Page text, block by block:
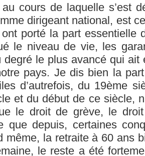
cours de laquelle s’est
dirigeant national, est
porté la part essentielle
le niveau de vie, les
degré le plus avancé qui ait
pays. Je dis bien la
d’autrefois, du 19ème
et du début de ce siècle,
le droit de grève, le
que depuis, certaines
même, la retraite à 60 ans
le reste a été